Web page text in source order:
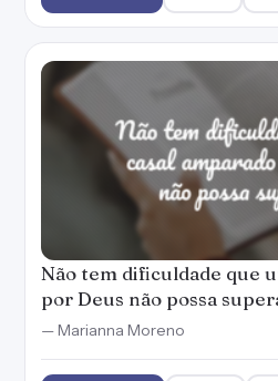
Não tem dificuldade que
por Deus não possa
— Marianna Moreno